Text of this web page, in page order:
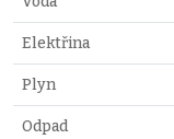
Elektřina
Plyn
Odpad